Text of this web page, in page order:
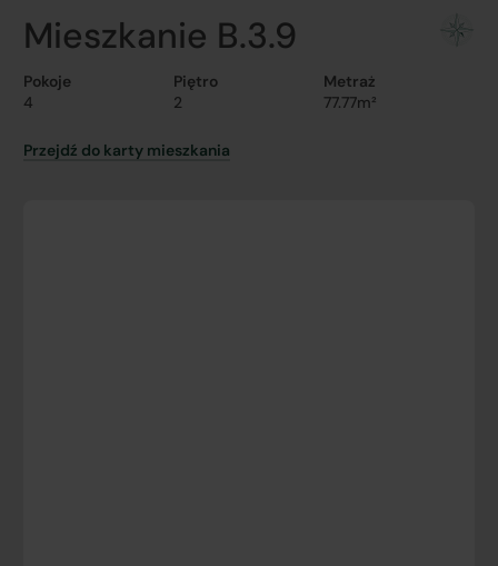
Mieszkanie B.3.9
Pokoje
4
Piętro
2
Metraż
77.77m²
Przejdź do karty mieszkania